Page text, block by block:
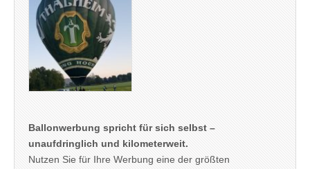
Ballonwerbung spricht für sich selbst –
unaufdringlich und kilometerweit.
Nutzen Sie für Ihre Werbung eine der größten